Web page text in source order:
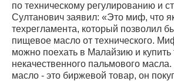
по техническому регулированию и
Султанович заявил: «Это миф, что
техрегламента, который позволил
пищевое масло от технического.
можно поехать в Малайзию и купить
некачественного пальмового
масло - это биржевой товар, он